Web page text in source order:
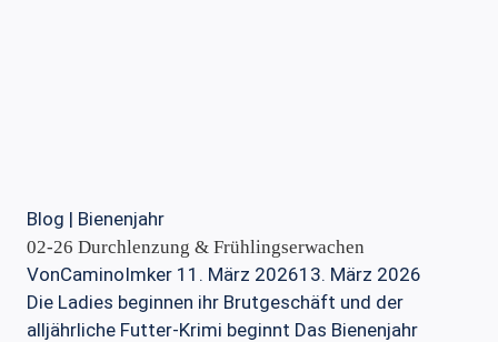
Blog | Bienenjahr
02-26 Durchlenzung & Frühlingserwachen
VonCaminoImker 11. März 202613. März 2026
Die Ladies beginnen ihr Brutgeschäft und der
alljährliche Futter-Krimi beginnt Das Bienenjahr